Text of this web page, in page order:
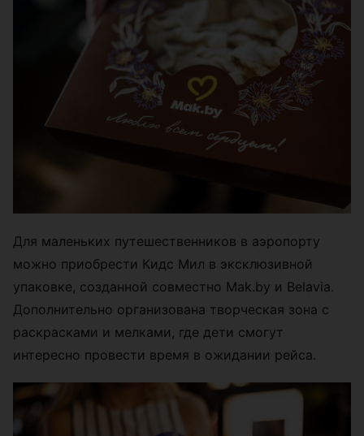
Для маленьких путешественников в аэропорту
можно приобрести Кидс Мил в эксклюзивной
упаковке, созданной совместно Mak.by и Belavia.
Дополнительно организована творческая зона с
раскрасками и мелками, где дети смогут
интересно провести время в ожидании рейса.